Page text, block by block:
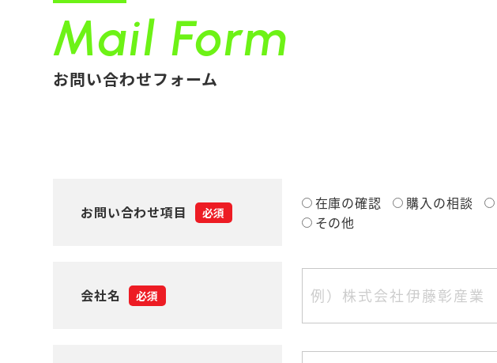
Mail Form
お問い合わせフォーム
お問い合わせ項目 必須
在庫の確認 購入の相談
その他
会社名 必須